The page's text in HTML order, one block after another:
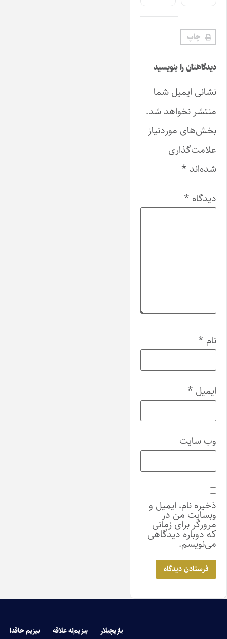
چاپ
دیدگاهتان را بنویسید
نشانی ایمیل شما
منتشر نخواهد شد.
بخش‌های موردنیاز
علامت‌گذاری
شده‌اند *
دیدگاه *
نام *
ایمیل *
وب‌ سایت
ذخیره نام، ایمیل و
وبسایت من در
مرورگر برای زمانی
که دوباره دیدگاهی
می‌نویسم.
یازیچیلار بیزیم‌له علاقه بیزیم حاقدا